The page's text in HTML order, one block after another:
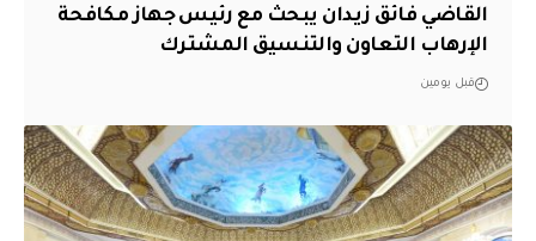
القاضي فائق زيدان يبحث مع رئيس جهاز مكافحة
الإرهاب التعاون والتنسيق المشترك
قبل يومين